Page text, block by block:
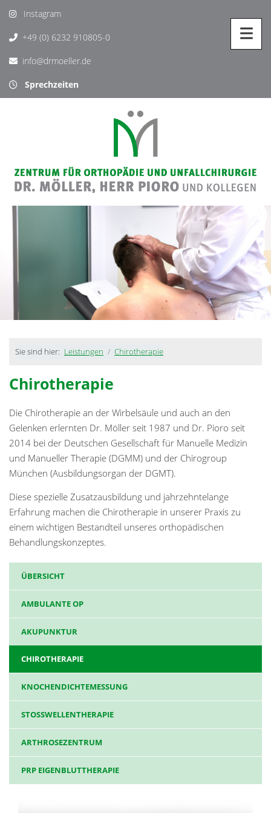
Instagram
+49 (0) 6232 910805-0
info@drmoeller.de
Sprechzeiten
Sie sind hier: Leistungen Chirotherapie
Chirotherapie
Die Chirotherapie an der Wirbelsäule und auch an den
Gelenken erlernten Dr. Möller seit 1987 und Dr. Pioro seit
2014 bei der Deutschen Gesellschaft für Manuelle Medizin
und Manueller Therapie (DGMM) und der Chirogroup
München (Ausbildungsorgan der DGMT).
Diese spezielle Zusatzausbildung und jahrzehntelange
Erfahrung machen die Chirotherapie in unserer Praxis zu
einem wichtigen Bestandteil unseres orthopädischen
Behandlungskonzeptes.
ÜBERSICHT
AMBULANTE OP
AKUPUNKTUR
CHIROTHERAPIE
KNOCHENDICHTEMESSUNG
STOSSWELLENTHERAPIE
ARTHROSEZENTRUM
PRP EIGENBLUTTHERAPIE